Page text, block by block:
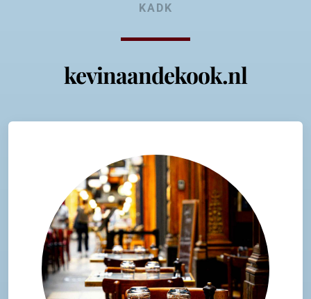
KADK
kevinaandekook.nl